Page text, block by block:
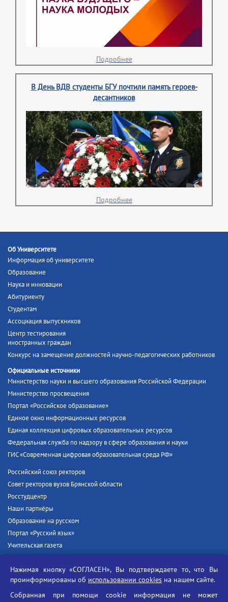
Подробнее
В День ВДВ студенты БГУ почтили память героев-
десантников
Подробнее
Об Университете
Информация об университете
Образование
Наука и инновации
Абитуриенту
Студентам
Ассоциация выпускников
Центр тестирования
иностранных граждан
Конкурс на замещение должностей научно-педагогических работников
Официальные источники
Министерство науки и высшего образования Российской Федерации
Министерство просвещения
Портал «Российское образование»
Единое окно информационных ресурсов
Единая коллекция цифровых образовательных ресурсов
Федеральная служба по надзору в сфере образования и науки
ГИС «Современная цифровая образовательная среда РФ»
Российский союз ректоров
Совет ректоров вузов Брянской области
Росстудцентр
Наши партнёры
Образование на русском
Портал «Русский язык»
Учительская газета
Единый портал государственных услуг
Противодействие угрозам информационной безопасности
Нажимая кнопку «СОГЛАСЕН», Вы подтверждаете то, что Вы
проинформированы об использовании cookies на нашем сайте.
Собранная при помощи cookie информация не может